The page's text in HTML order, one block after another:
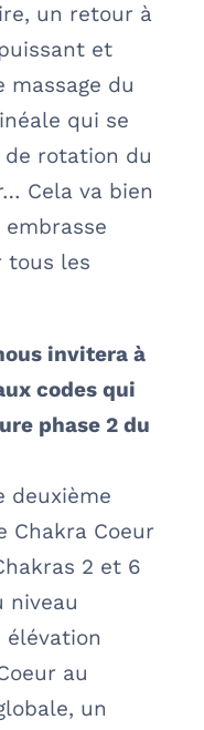
un retour à
et
massage du
qui se
rotation du
Cela va bien
tous les
invitera à
codes qui
phase 2 du
deuxième
Chakra Coeur
2 et 6
niveau
élévation
au
un